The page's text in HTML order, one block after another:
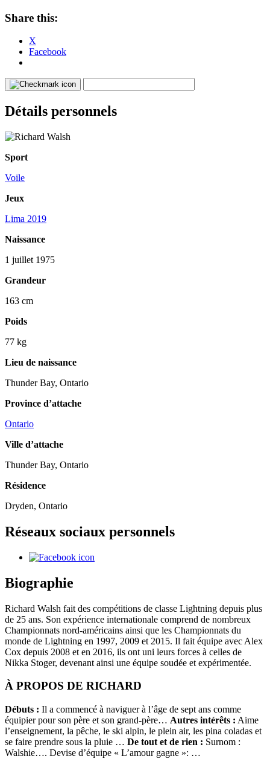
Share this:
X
Facebook
Détails personnels
Sport
Voile
Jeux
Lima 2019
Naissance
1 juillet 1975
Grandeur
163 cm
Poids
77 kg
Lieu de naissance
Thunder Bay, Ontario
Province d’attache
Ontario
Ville d’attache
Thunder Bay, Ontario
Résidence
Dryden, Ontario
Réseaux sociaux personnels
Biographie
Richard Walsh fait des compétitions de classe Lightning depuis plus
de 25 ans. Son expérience internationale comprend de nombreux
Championnats nord-américains ainsi que les Championnats du
monde de Lightning en 1997, 2009 et 2015. Il fait équipe avec Alex
Cox depuis 2008 et en 2016, ils ont uni leurs forces à celles de
Nikka Stoger, devenant ainsi une équipe soudée et expérimentée.
À PROPOS DE RICHARD
Débuts : Il a commencé à naviguer à l’âge de sept ans comme
équipier pour son père et son grand-père… Autres intérêts : Aime
l’enseignement, la pêche, le ski alpin, le plein air, les pina coladas et
se faire prendre sous la pluie … De tout et de rien : Surnom :
Walshie…. Devise d’équipe « L’amour gagne »: …